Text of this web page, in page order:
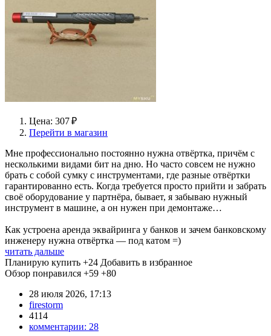
Цена: 307 ₽
Перейти в магазин
Мне профессионально постоянно нужна отвёртка, причём с
несколькими видами бит на дню. Но часто совсем не нужно
брать с собой сумку с инструментами, где разные отвёртки
гарантированно есть. Когда требуется просто прийти и забрать
своё оборудование у партнёра, бывает, я забываю нужный
инструмент в машине, а он нужен при демонтаже…
Как устроена аренда эквайринга у банков и зачем банковскому
инженеру нужна отвёртка — под катом =)
читать дальше
Планирую купить +24 Добавить в избранное
Обзор понравился +59 +80
28 июля 2026, 17:13
firestorm
4114
комментарии: 28